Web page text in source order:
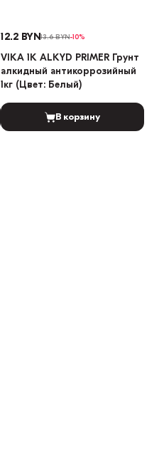
12.2 BYN13.6 BYN-10%
VIKA 1K ALKYD PRIMER Грунт
алкидный антикоррозийный
1кг (Цвет: Белый)
В корзину